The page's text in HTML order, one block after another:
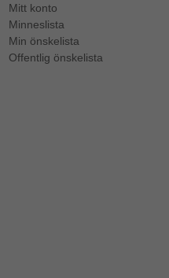
Mitt konto
Minneslista
Min önskelista
Offentlig önskelista